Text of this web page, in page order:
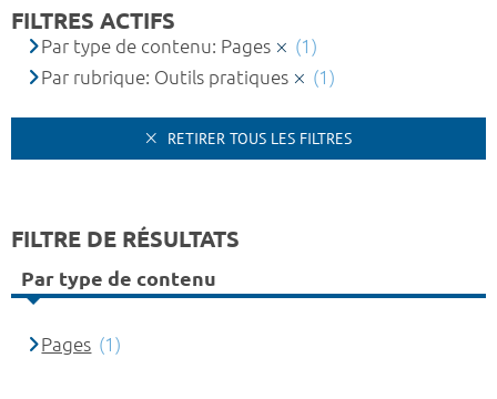
FILTRES ACTIFS
Par type de contenu: Pages
(1)
Par rubrique: Outils pratiques
(1)
RETIRER TOUS LES FILTRES
FILTRE DE RÉSULTATS
Par type de contenu
Pages (1)